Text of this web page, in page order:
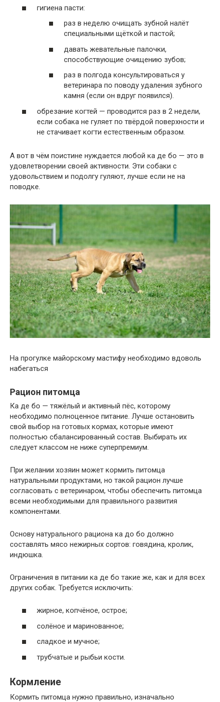
гигиена пасти:
раз в неделю очищать зубной налёт
специальными щёткой и пастой;
давать жевательные палочки,
способствующие очищению зубов;
раз в полгода консультироваться у
ветеринара по поводу удаления зубного
камня (если он вдруг появился).
обрезание когтей — проводится раз в 2 недели,
если собака не гуляет по твёрдой поверхности и
не стачивает когти естественным образом.
А вот в чём поистине нуждается любой ка де бо — это в
удовлетворении своей активности. Эти собаки с
удовольствием и подолгу гуляют, лучше если не на
поводке.
На прогулке майорскому мастифу необходимо вдоволь
набегаться
Рацион питомца
Ка де бо — тяжёлый и активный пёс, которому
необходимо полноценное питание. Лучше остановить
свой выбор на готовых кормах, которые имеют
полностью сбалансированный состав. Выбирать их
следует классом не ниже суперпремиум.
При желании хозяин может кормить питомца
натуральными продуктами, но такой рацион лучше
согласовать с ветеринаром, чтобы обеспечить питомца
всеми необходимыми для правильного развития
компонентами.
Основу натурального рациона ка до бо должно
составлять мясо нежирных сортов: говядина, кролик,
индюшка.
Ограничения в питании ка де бо такие же, как и для всех
других собак. Требуется исключить:
жирное, копчёное, острое;
солёное и маринованное;
сладкое и мучное;
трубчатые и рыбьи кости.
Кормление
Кормить питомца нужно правильно, изначально